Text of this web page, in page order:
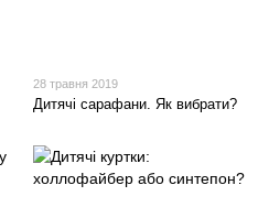
28 травня 2019
Дитячі сарафани. Як вибрати?